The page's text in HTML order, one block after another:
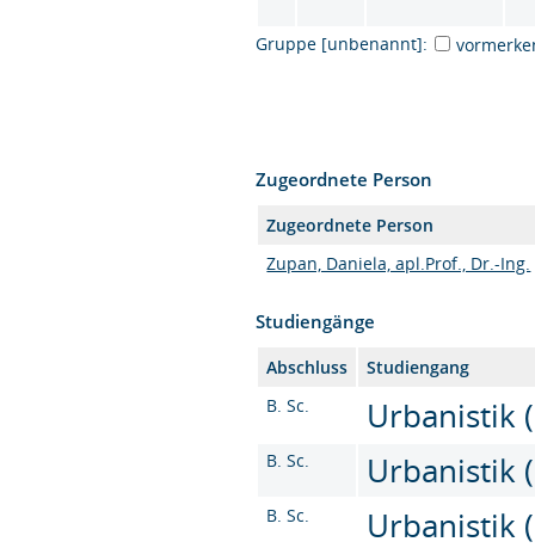
Gruppe [unbenannt]:
Zugeordnete Person
Zugeordnete Person
Zupan, Daniela, apl.Prof., Dr.-Ing.
Studiengänge
Abschluss
Studiengang
B. Sc.
Urbanistik
B. Sc. Urbanistik
B. Sc. Urbanistik